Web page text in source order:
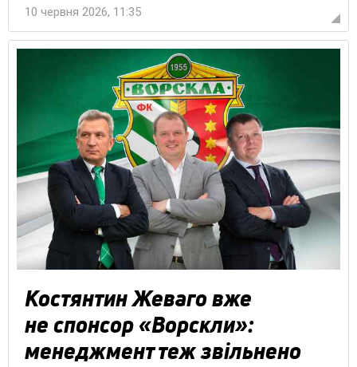
10 червня 2026, 11:35
Костянтин Жеваго вже
не спонсор «Ворскли»:
менеджмент теж звільнено